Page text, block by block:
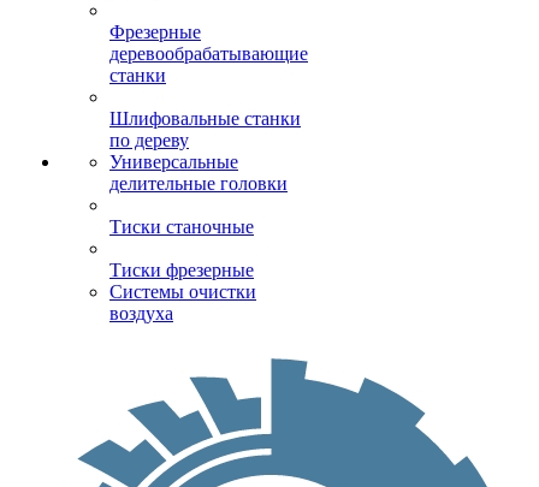
Фрезерные
деревообрабатывающие
станки
Шлифовальные станки
по дереву
Универсальные
делительные головки
Тиски станочные
Тиски фрезерные
Системы очистки
воздуха